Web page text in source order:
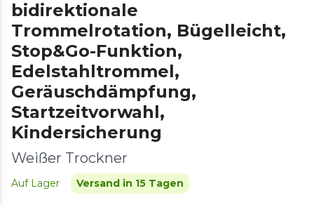
bidirektionale
Trommelrotation, Bügelleicht,
Stop&Go-Funktion,
Edelstahltrommel,
Geräuschdämpfung,
Startzeitvorwahl,
Kindersicherung
Weißer Trockner
Auf Lager Versand in 15 Tagen